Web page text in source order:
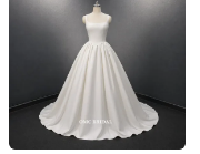
Jiangsu, China